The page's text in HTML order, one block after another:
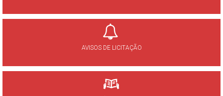
AVISOS DE LICITAÇÃO